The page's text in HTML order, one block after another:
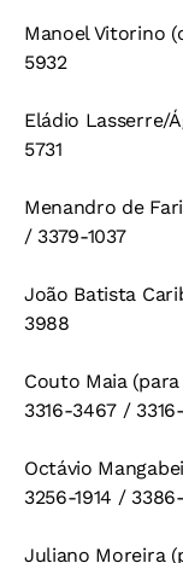
Manoel Vitorino
5932
Eládio Lasserre/
5731
Menandro de
/ 3379-1037
João Batista
3988
Couto Maia
3316-3467 /
Octávio
3256-1914 /
Juliano Moreira